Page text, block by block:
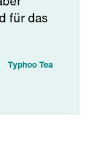
für das
Typhoo Tea